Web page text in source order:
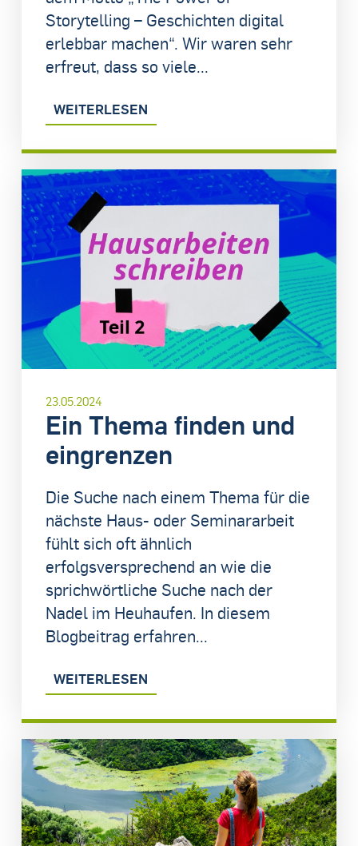
Storytelling – Geschichten digital
erlebbar machen“. Wir waren sehr
erfreut, dass so viele...
WEITERLESEN
23.05.2024
Ein Thema finden und
eingrenzen
Die Suche nach einem Thema für die
nächste Haus- oder Seminararbeit
fühlt sich oft ähnlich
erfolgsversprechend an wie die
sprichwörtliche Suche nach der
Nadel im Heuhaufen. In diesem
Blogbeitrag erfahren...
WEITERLESEN